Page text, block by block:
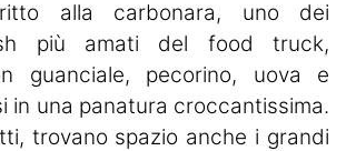
alla carbonara, uno dei
più amati del food truck,
guanciale, pecorino, uova e
in una panatura croccantissima.
trovano spazio anche i grandi